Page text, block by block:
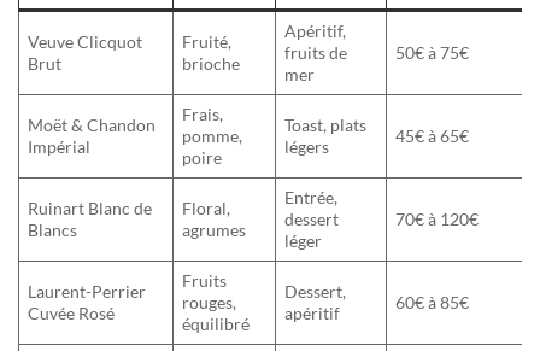
Veuve Clicquot
Brut
Fruité,
brioche
Apéritif,
fruits de
mer
50€ à 75€
Moët & Chandon
Impérial
Frais,
pomme,
poire
Toast, plats
légers
45€ à 65€
Ruinart Blanc de
Blancs
Floral,
agrumes
Entrée,
dessert
léger
70€ à 120€
Laurent-Perrier
Cuvée Rosé
Fruits
rouges,
équilibré
Dessert,
apéritif
60€ à 85€